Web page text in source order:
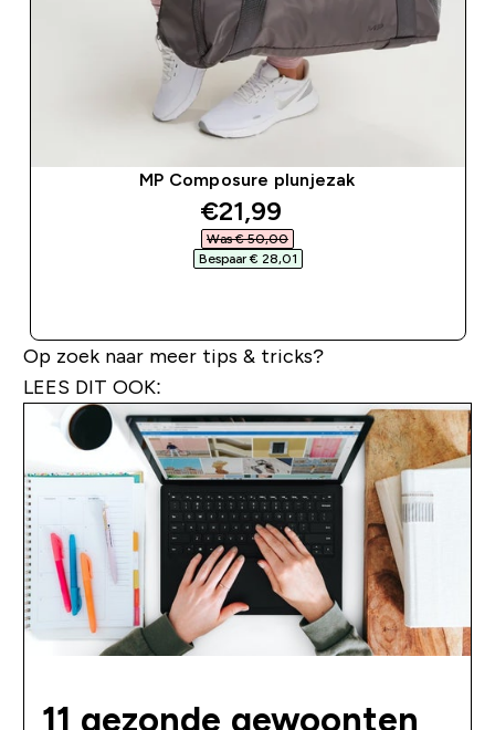
MP Composure plunjezak
discounted price
€21,99‎
Was € 50,00‎
Bespaar € 28,01‎
Op zoek naar meer tips & tricks?
LEES DIT OOK:
11 gezonde gewoonten